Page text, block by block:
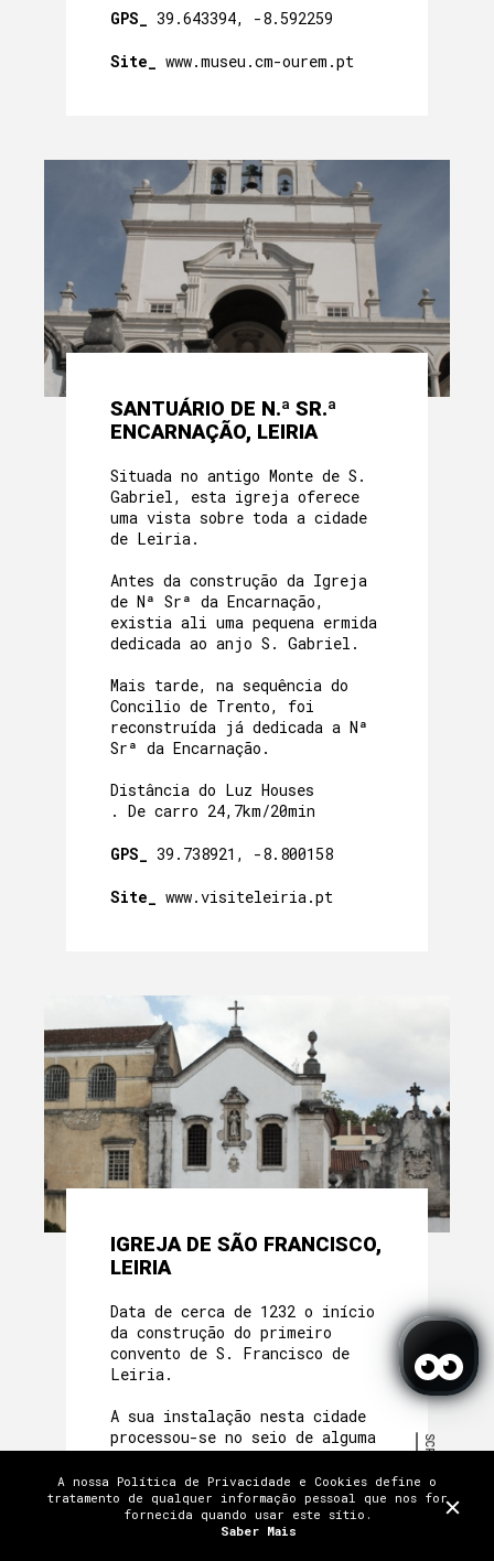
TERMOS E CONDIÇÕES
POLÍTICA DE PRIVACIDADE
TRABALHE CONNOSCO
FAQ PRÉMIOS E MENÇÕES
CONTACTOS E LOCALIZAÇÃO
GPS_ 39.643394, -8.592259
Site_ www.museu.cm-ourem.pt
SANTUÁRIO DE N.ª SR.ª
ENCARNAÇÃO, LEIRIA
Situada no antigo Monte de S.
Gabriel, esta igreja oferece
uma vista sobre toda a cidade
de Leiria.
Antes da construção da Igreja
de Nª Srª da Encarnação,
existia ali uma pequena ermida
dedicada ao anjo S. Gabriel.
Mais tarde, na sequência do
Concilio de Trento, foi
reconstruída já dedicada a Nª
Srª da Encarnação.
Distância do Luz Houses
. De carro 24,7km/20min
GPS_ 39.738921, -8.800158
Site_ www.visiteleiria.pt
IGREJA DE SÃO FRANCISCO,
LEIRIA
Data de cerca de 1232 o início
da construção do primeiro
convento de S. Francisco de
Leiria.
A sua instalação nesta cidade
processou-se no seio de alguma
polémica, mas, obtida a
proteção do Papa Gregório IX,
em 1232, os frades acabariam
por conquistar a simpatia e o
coração dos habitantes.
SCROLL
A nossa Política de Privacidade e Cookies define o
tratamento de qualquer informação pessoal que nos for
fornecida quando usar este sítio.
Saber Mais